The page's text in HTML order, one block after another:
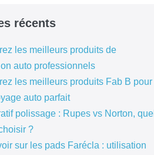
récents
les meilleurs produits de
auto professionnels
les meilleurs produits Fab B pour
auto parfait
polissage : Rupes vs Norton, quel
?
sur les pads Farécla : utilisation